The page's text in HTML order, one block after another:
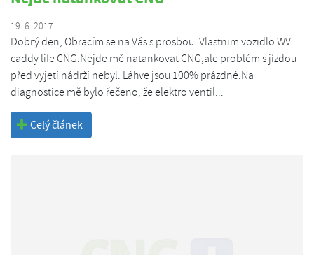
19. 6. 2017
Dobrý den, Obracím se na Vás s prosbou. Vlastnim vozidlo WV
caddy life CNG.Nejde mě natankovat CNG,ale problém s jízdou
před vyjetí nádrží nebyl. Láhve jsou 100% prázdné.Na
diagnostice mě bylo řečeno, že elektro ventil...
Celý článek